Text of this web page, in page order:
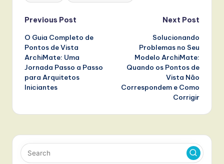
Post
navigation
Previous Post
O Guia Completo de
Pontos de Vista
ArchiMate: Uma
Jornada Passo a Passo
para Arquitetos
Iniciantes
Next Post
Solucionando
Problemas no Seu
Modelo ArchiMate:
Quando os Pontos de
Vista Não
Correspondem e Como
Corrigir